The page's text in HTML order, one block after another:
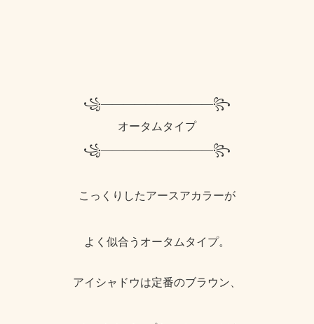
꧁——————————꧂
オータムタイプ
꧁——————————꧂
こっくりしたアースアカラーが
よく似合うオータムタイプ。
アイシャドウは定番のブラウン、